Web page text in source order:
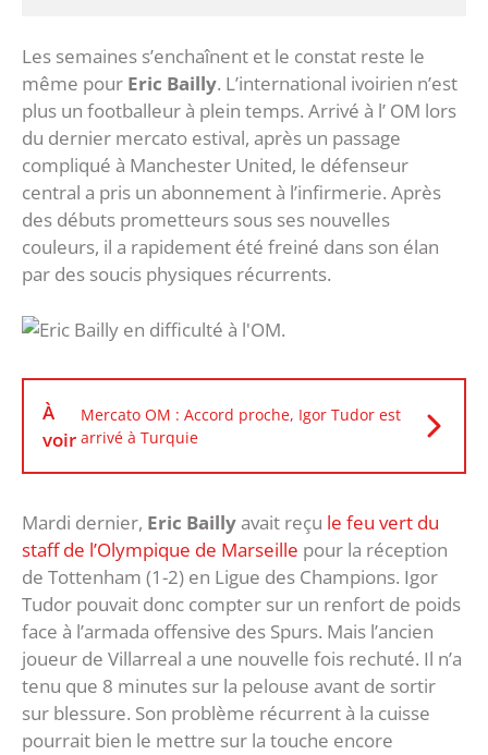
Les semaines s’enchaînent et le constat reste le
même pour Eric Bailly. L’international ivoirien n’est
plus un footballeur à plein temps. Arrivé à l’ OM lors
du dernier mercato estival, après un passage
compliqué à Manchester United, le défenseur
central a pris un abonnement à l’infirmerie. Après
des débuts prometteurs sous ses nouvelles
couleurs, il a rapidement été freiné dans son élan
par des soucis physiques récurrents.
À
voir
Mercato OM : Accord proche, Igor Tudor est
arrivé à Turquie
Mardi dernier, Eric Baillyavait reçu le feu vert du
staff de l’Olympique de Marseille pour la réception
de Tottenham (1-2) en Ligue des Champions. Igor
Tudor pouvait donc compter sur un renfort de poids
face à l’armada offensive des Spurs. Mais l’ancien
joueur de Villarreal a une nouvelle fois rechuté. Il n’a
tenu que 8 minutes sur la pelouse avant de sortir
sur blessure. Son problème récurrent à la cuisse
pourrait bien le mettre sur la touche encore